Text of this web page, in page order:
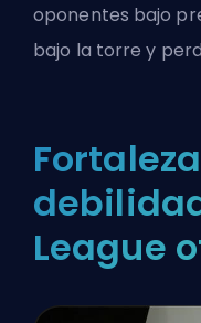
oponentes bajo
bajo la torre y
League